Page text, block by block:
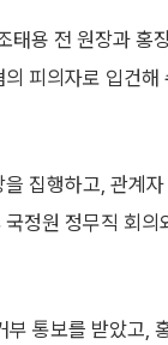
태용 전 원장과 홍
피의자로 입건해
집행하고, 관계
정원 정무직 회의
통보를 받았고,